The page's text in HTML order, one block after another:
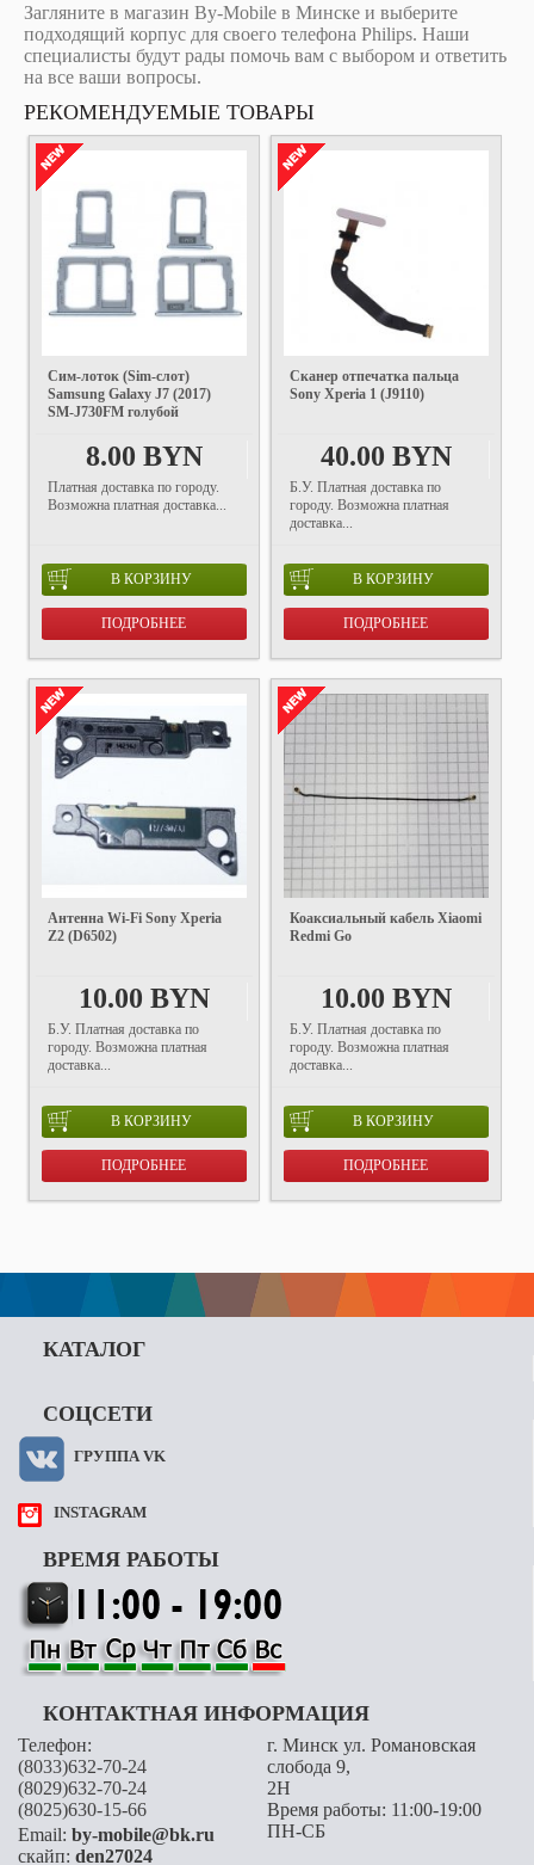
Загляните в магазин By-Mobile в Минске и выберите
подходящий корпус для своего телефона Philips. Наши
специалисты будут рады помочь вам с выбором и ответить
на все ваши вопросы.
РЕКОМЕНДУЕМЫЕ ТОВАРЫ
Cим-лоток (Sim-слот)
Samsung Galaxy J7 (2017)
SM-J730FM голубой
8.00 BYN
Платная доставка по городу.
Возможна платная доставка...
В КОРЗИНУ
ПОДРОБНЕЕ
Сканер отпечатка пальца
Sony Xperia 1 (J9110)
40.00 BYN
Б.У. Платная доставка по
городу. Возможна платная
доставка...
В КОРЗИНУ
ПОДРОБНЕЕ
Антенна Wi-Fi Sony Xperia
Z2 (D6502)
10.00 BYN
Б.У. Платная доставка по
городу. Возможна платная
доставка...
В КОРЗИНУ
ПОДРОБНЕЕ
Коаксиальный кабель Xiaomi
Redmi Go
10.00 BYN
Б.У. Платная доставка по
городу. Возможна платная
доставка...
В КОРЗИНУ
ПОДРОБНЕЕ
КАТАЛОГ
СОЦСЕТИ
ГРУППА VK
INSTAGRAM
ВРЕМЯ РАБОТЫ
КОНТАКТНАЯ ИНФОРМАЦИЯ
Телефон:
(8033)632-70-24
(8029)632-70-24
(8025)630-15-66
Email: by-mobile@bk.ru
скайп: den27024
г. Минск ул. Романовская
слобода 9,
2H
Время работы: 11:00-19:00
ПН-СБ